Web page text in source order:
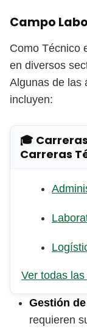
Campo
Como Técnico
en diversos
Algunas de las
incluyen:
🎓
Carreras
Ver todas
Gestión
requieren